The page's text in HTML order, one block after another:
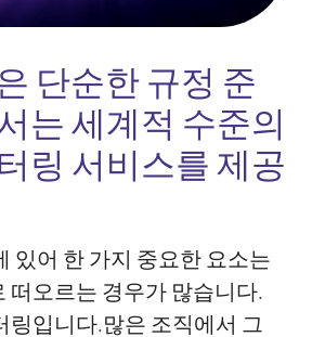
단순한 규정 준
는 세계적 수준의
링 서비스를 제공
있어 한 가지 중요한 요소는
떠오르는 경우가 많습니다.
링입니다.많은 조직에서 그